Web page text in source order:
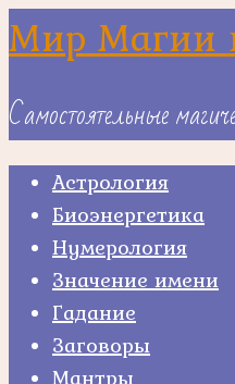
Skip
to
Мир Магии
Самостоятельные
Астрология
Биоэнергетика
Нумерология
Значение имени
Гадание
Заговоры
Мантры